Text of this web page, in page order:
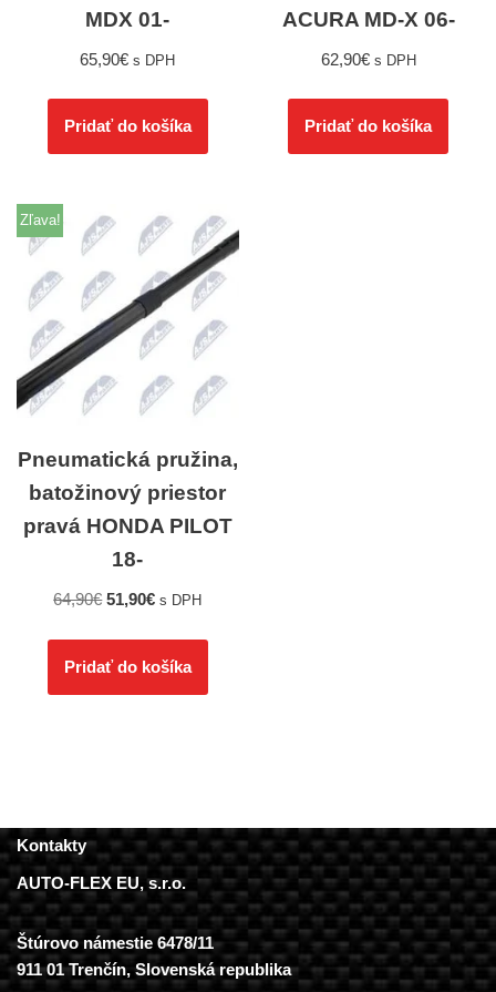
MDX 01-
65,90€ s DPH
Pridať do košíka
ACURA MD-X 06-
62,90€ s DPH
Pridať do košíka
Zľava!
Pneumatická pružina,
batožinový priestor
pravá HONDA PILOT
18-
64,90€ 51,90€ s DPH
Pridať do košíka
Kontakty
AUTO-FLEX EU, s.r.o.
Štúrovo námestie 6478/11
911 01 Trenčín, Slovenská republika